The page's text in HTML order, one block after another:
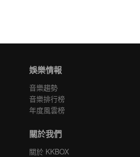
娛樂情報
音樂趨勢
音樂排行榜
年度風雲榜
關於我們
關於 KKBOX